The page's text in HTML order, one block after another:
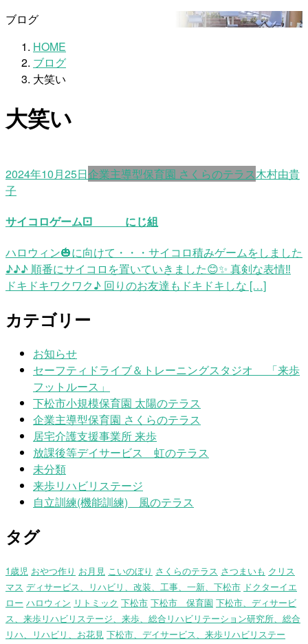
ブログ
HOME
ブログ
大笑い
大笑い
2024年10月25日企業主導型保育園 さくらのテラス木村由貴
子
サイコロゲーム⚀ にじ組
ハロウィン🎃に向けて・・・サイコロ積みゲームをしました
♪♪♪ 順番にサイコロを置いていきました😊✨ 真剣な表情‼
ドキドキワクワク♪ 回りのお友達もドキドキしな […]
カテゴリー
お知らせ
セーフティドライブ＆トレーニングスタジオ 「来歩
フットルース」
下松市小規模保育園 太陽のテラス
企業主導型保育園 さくらのテラス
居宅介護支援事業所 来歩
放課後等デイサービス 虹のテラス
未分類
来歩リハビリステージ
自立訓練(機能訓練) 風のテラス
タグ
1歳児 おやつ作り お月見 こいのぼり さくらのテラス さつまいも クリス
マス ディサービス、リハビリ、改装、工事、一新、下松市 ドクターイエ
ロー ハロウィン リトミック 下松市 下松市 保育園 下松市、ディサービ
ス、来歩リハビリステージ、来歩、総合リハビリテーション研究所、総合
リハ、リハビリ、お花見 下松市、デイサービス、来歩リハビリステー